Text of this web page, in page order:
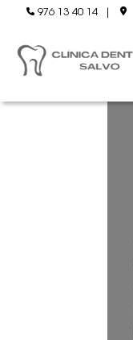
976 13 40 14